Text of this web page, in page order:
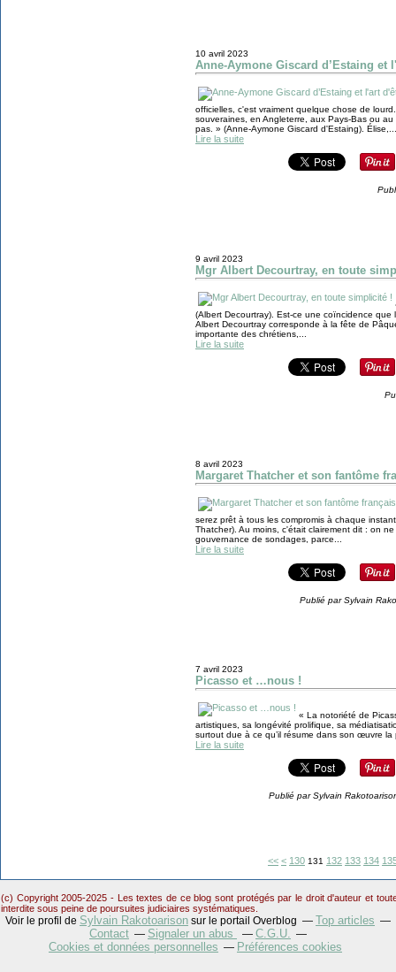
10 avril 2023
Anne-Aymone Giscard d’Estaing et
officielles, c'est vraiment quelque chose de
souveraines, en Angleterre, aux Pays-Bas ou
pas. » (Anne-Aymone Giscard d'Estaing). Élise,...
Lire la suite
9 avril 2023
Mgr Albert Decourtray, en toute
(Albert Decourtray). Est-ce une coïncidence
Albert Decourtray corresponde à la fête de
importante des chrétiens,...
Lire la suite
8 avril 2023
Margaret Thatcher et son fantôme
serez prêt à tous les compromis à chaque
Thatcher). Au moins, c'était clairement dit : on
gouvernance de sondages, parce...
Lire la suite
Publié par Sylvain
7 avril 2023
Picasso et …nous !
« La notoriété de
artistiques, sa longévité prolifique, sa
surtout due à ce qu’il résume dans son œuvre
Lire la suite
Publié par Sylvain
<< < 100
110
120
130 131 132 133 134
(c) Copyright 2005-2025 - Les textes de ce blog sont protégés par le droit d'auteur et
interdite sous peine de poursuites judiciaires systématiques.
Voir le profil de Sylvain Rakotoarison sur le portail Overblog
Top articles
Contact
Signaler un abus
C.G.U.
Cookies et données personnelles
Préférences cookies